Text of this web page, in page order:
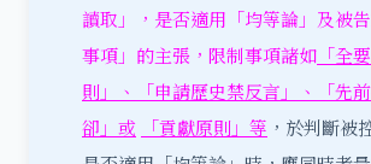
讀取」，是否適用「均等論」及被
事項」的主張，限制事項諸如 「全
則」、「申請歷史禁反言」、「先
卻」或
「貢獻原則」等 ，於判斷被